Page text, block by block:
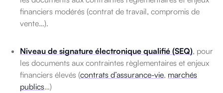
financiers modérés (contrat de travail, compromis de
vente…).
Niveau de signature électronique qualifié (SEQ), pour
les documents aux contraintes règlementaires et enjeux
financiers élevés (contrats d’assurance-vie, marchés
publics…)